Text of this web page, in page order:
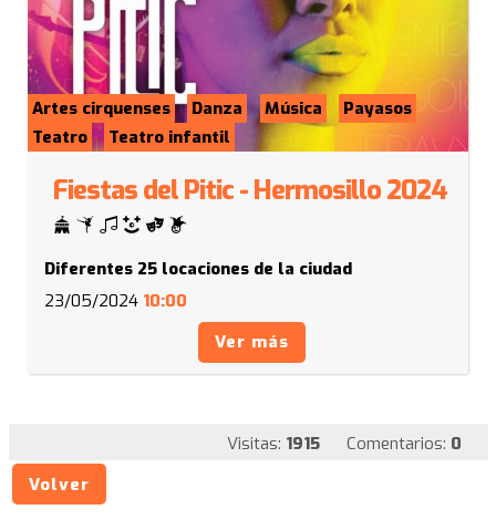
Artes cirquenses Danza Música
Payasos
Teatro
Teatro infantil
Fiestas del Pitic - Hermosillo 2024
Diferentes 25 locaciones de la ciudad
23/05/2024 10:00
Ver más
Visitas: 1915 Comentarios: 0
Volver